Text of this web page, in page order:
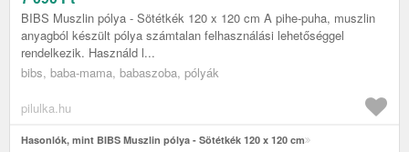
BIBS Muszlin pólya - Sötétkék 120 x 120 cm A pihe-puha, muszlin
anyagból készült pólya számtalan felhasználási lehetőséggel
rendelkezik. Használd l...
bibs, baba-mama, babaszoba, pólyák
pilulka.hu
Hasonlók, mint BIBS Muszlin pólya - Sötétkék 120 x 120 cm